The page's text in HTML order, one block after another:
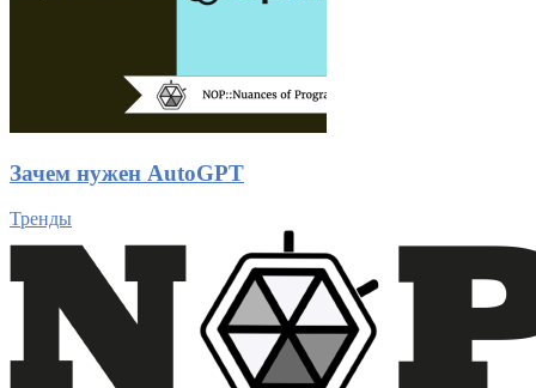
Зачем нужен AutoGPT
Тренды